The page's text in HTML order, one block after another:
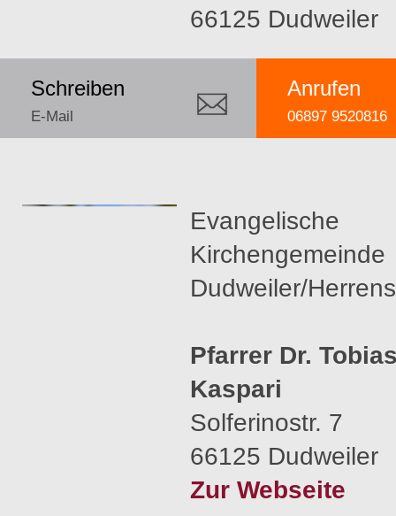
66125 Dudweiler
Anrufen
06897 9520816
Schreiben
E-Mail
Evangelische
Kirchengemeinde
Dudweiler/
Pfarrer Dr.
Kaspari
Solferinostr. 7
66125 Dudweiler
Zur Webseite